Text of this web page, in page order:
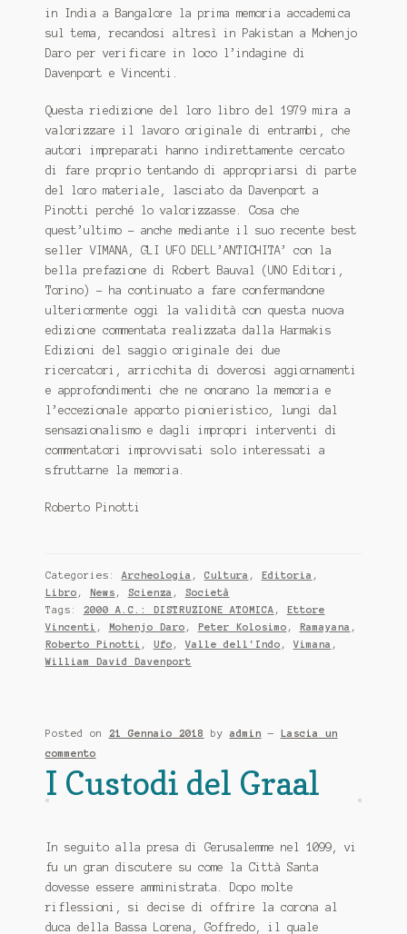
in India a Bangalore la prima memoria accademica
sul tema, recandosi altresì in Pakistan a Mohenjo
Daro per verificare in loco l’indagine di
Davenport e Vincenti.
Questa riedizione del loro libro del 1979 mira a
valorizzare il lavoro originale di entrambi, che
autori impreparati hanno indirettamente cercato
di fare proprio tentando di appropriarsi di parte
del loro materiale, lasciato da Davenport a
Pinotti perché lo valorizzasse. Cosa che
quest’ultimo – anche mediante il suo recente best
seller VIMANA, GLI UFO DELL’ANTICHITA’ con la
bella prefazione di Robert Bauval (UNO Editori,
Torino) – ha continuato a fare confermandone
ulteriormente oggi la validità con questa nuova
edizione commentata realizzata dalla Harmakis
Edizioni del saggio originale dei due
ricercatori, arricchita di doverosi aggiornamenti
e approfondimenti che ne onorano la memoria e
l’eccezionale apporto pionieristico, lungi dal
sensazionalismo e dagli impropri interventi di
commentatori improvvisati solo interessati a
sfruttarne la memoria.
Roberto Pinotti
Categories: Archeologia , Cultura , Editoria ,
Libro , News , Scienza , Società
Tags:
2000 A.C.: DISTRUZIONE ATOMICA , Ettore
Vincenti , Mohenjo Daro , Peter Kolosimo , Ramayana ,
Roberto Pinotti , Ufo ,Valle dell'Indo ,Vimana ,
William David Davenport
Posted on 21 Gennaio 2018 by admin — Lascia un
commento
I Custodi del Graal
In seguito alla presa di Gerusalemme nel 1099, vi
fu un gran discutere su come la Città Santa
dovesse essere amministrata. Dopo molte
riflessioni, si decise di offrire la corona al
duca della Bassa Lorena, Goffredo, il quale